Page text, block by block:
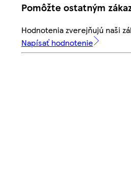
Pomôžte ostatným
Hodnotenia zverejňujú naši
Napísať hodnotenie